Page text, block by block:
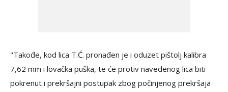
"Takođe, kod lica T.Ć. pronađen je i oduzet pištolj kalibra
7,62 mm i lovačka puška, te će protiv navedenog lica biti
pokrenut i prekršajni postupak zbog počinjenog prekršaja